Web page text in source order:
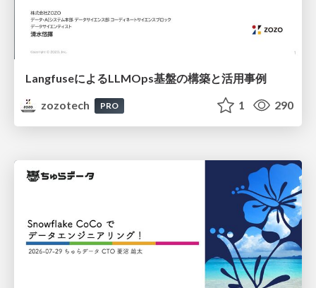
LangfuseによるLLMOps基盤の構築と活用事例
zozotech
PRO 1 290